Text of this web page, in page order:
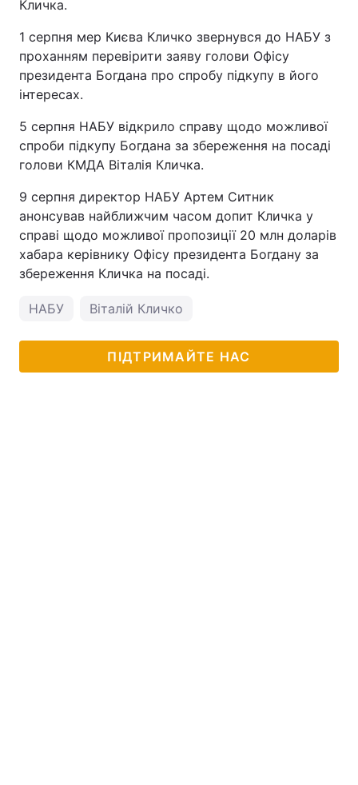
Кличка.
1 серпня мер Києва Кличко звернувся до НАБУ з
проханням перевірити заяву голови Офісу
президента Богдана про спробу підкупу в його
інтересах.
5 серпня НАБУ відкрило справу щодо можливої
спроби підкупу Богдана за збереження на посаді
голови КМДА Віталія Кличка.
9 серпня директор НАБУ Артем Ситник
анонсував найближчим часом допит Кличка у
справі щодо можливої пропозиції 20 млн доларів
хабара керівнику Офісу президента Богдану за
збереження Кличка на посаді.
НАБУ Віталій Кличко
ПІДТРИМАЙТЕ НАС